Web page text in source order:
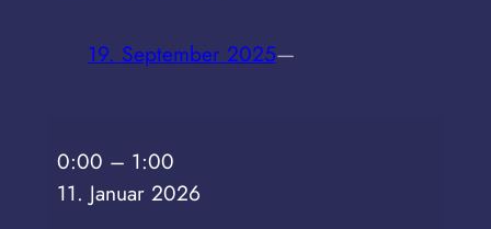
19. September 2025—
Ebersberg
(Oberliga
0:00 – 1:00
11. Januar 2026